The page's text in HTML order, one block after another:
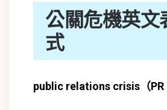
公關危機英文
式
public relations crisis（PR